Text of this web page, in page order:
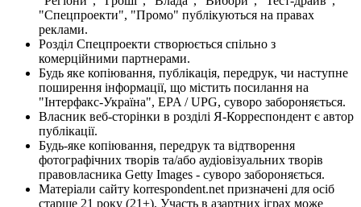
"Спецпроекти", "Промо" публікуються на правах
реклами.
Розділ Спецпроекти створюється спільно з
комерційними партнерами.
Будь яке копіювання, публікація, передрук, чи наступне
поширення інформації, що містить посилання на
"Інтерфакс-Україна", EPA / UPG, суворо забороняється.
Власник веб-сторінки в розділі Я-Корреспондент є автор
публікації.
Будь-яке копіювання, передрук та відтворення
фотографічних творів та/або аудіовізуальних творів
правовласника Getty Images - суворо забороняється.
Матеріали сайту korrespondent.net призначені для осіб
старше 21 року (21+). Участь в азартних іграх може